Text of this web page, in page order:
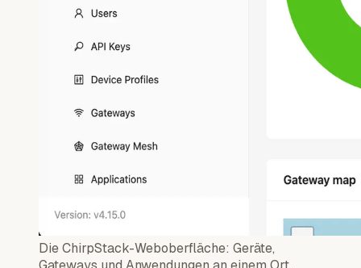
Die ChirpStack-Weboberfläche: Geräte,